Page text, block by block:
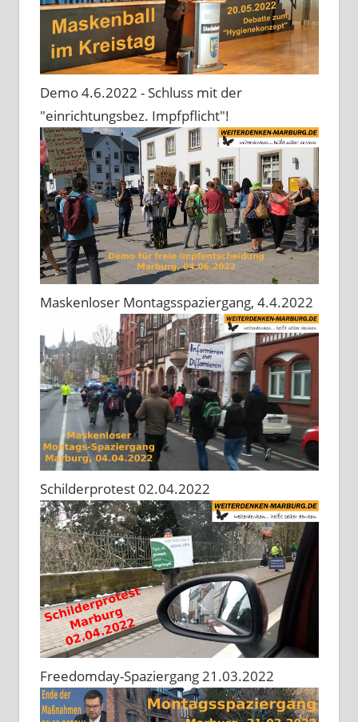
Demo 4.6.2022 - Schluss mit der
"einrichtungsbez. Impfpflicht"!
Maskenloser Montagsspaziergang, 4.4.2022
Schilderprotest 02.04.2022
Freedomday-Spaziergang 21.03.2022